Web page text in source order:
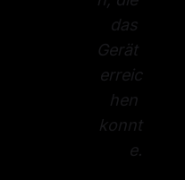
das
Gerät
erreic
hen
konnt
e.